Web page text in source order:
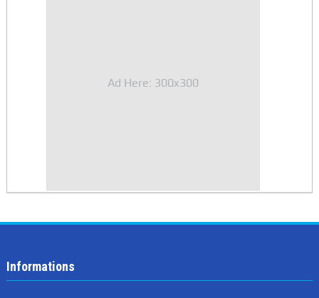
Ad Here: 300x300
Informations